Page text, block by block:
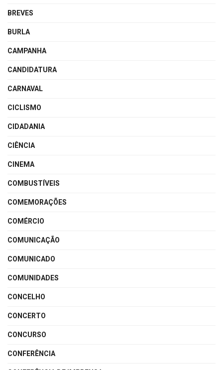
BREVES
BURLA
CAMPANHA
CANDIDATURA
CARNAVAL
CICLISMO
CIDADANIA
CIÊNCIA
CINEMA
COMBUSTÍVEIS
COMEMORAÇÕES
COMÉRCIO
COMUNICAÇÃO
COMUNICADO
COMUNIDADES
CONCELHO
CONCERTO
CONCURSO
CONFERÊNCIA